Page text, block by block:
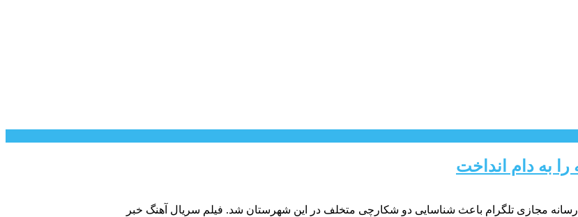
را به دام انداخت
مجازی تلگرام باعث شناسایی دو شکارچی متخلف در این شهرستان شد. فیلم سریال آهنگ خبر